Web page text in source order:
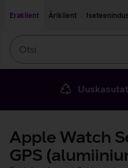
Eraklient
Äriklient Iseteenindus
Apple Watch
GPS